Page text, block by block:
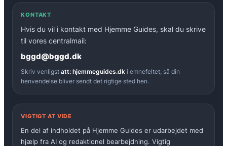
KONTAKT
Hvis du vil i kontakt med Hjemme Guides, skal du skrive
til vores centralmail:
bggd@bggd.dk
Skriv venligst att: hjemmeguides.dk i emnefeltet, så din
henvendelse bliver sendt det rigtige sted hen.
VIGTIGT AT VIDE
En del af indholdet på Hjemme Guides er udarbejdet med
hjælp fra AI og redaktionel bearbejdning. Vigtig